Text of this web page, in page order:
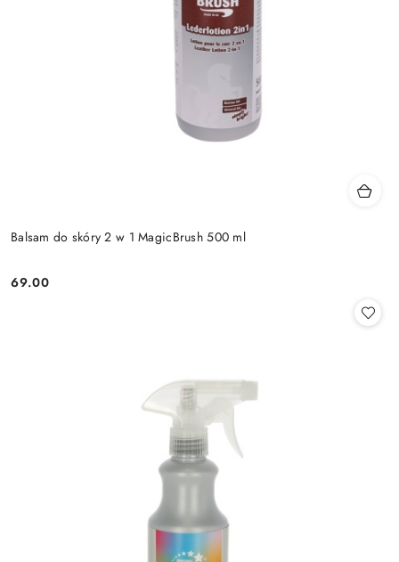
Balsam do skóry 2 w 1 MagicBrush 500 ml
Cena:
69.00